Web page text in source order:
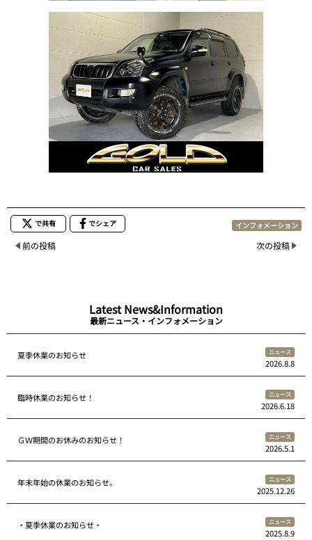
で共有 でシェア インフォメーション
前の投稿 次の投稿
Latest News&Information
最新ニュース・インフォメーション
夏季休業のお知らせ ニュース
2026.8.8
臨時休業のお知らせ！ ニュース
2026.6.18
ＧＷ期間のお休みのお知らせ！ ニュース
2026.5.1
年末年始の休業のお知らせ。 ニュース
2025.12.26
・夏季休業のお知らせ・ ニュース
2025.8.9